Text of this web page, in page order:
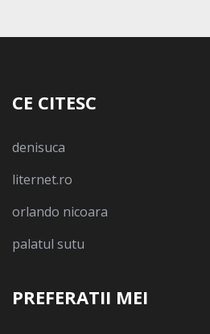
CE CITESC
denisuca
liternet.ro
orlando nicoara
palatul sutu
PREFERATII MEI